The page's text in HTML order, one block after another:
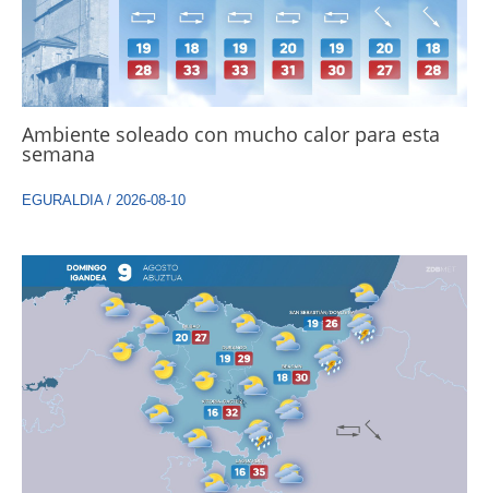
Ambiente soleado con mucho calor para esta
semana
EGURALDIA/ 2026-08-10